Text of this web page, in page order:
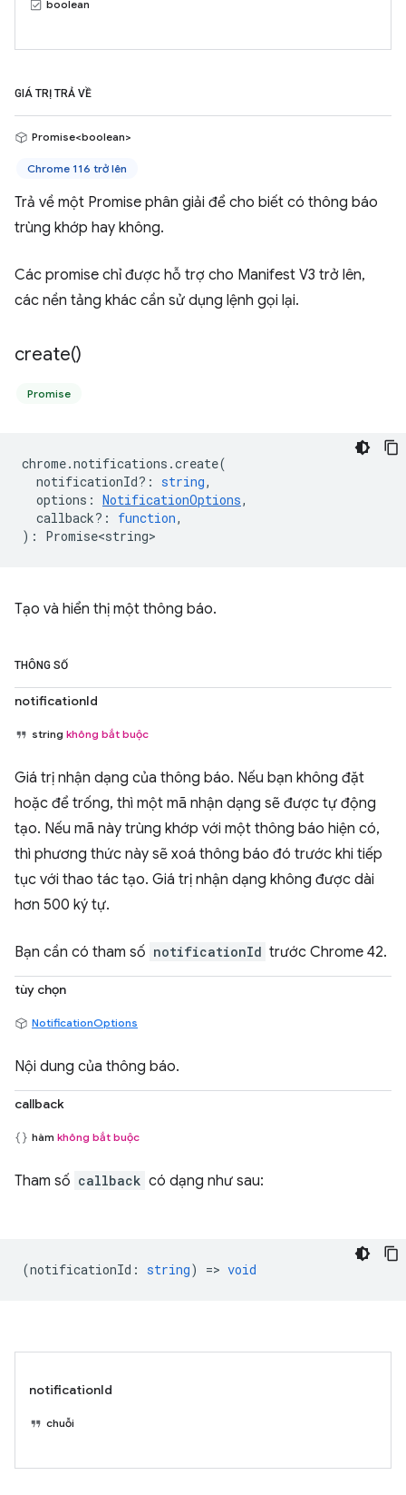
boolean
GIÁ TRỊ TRẢ VỀ
Promise<boolean>
Chrome 116 trở lên
Trả về một Promise phân giải để cho biết có thông báo
trùng khớp hay không.
Các promise chỉ được hỗ trợ cho Manifest V3 trở lên,
các nền tảng khác cần sử dụng lệnh gọi lại.
create()
Promise
chrome.notifications .create(
notificationId? : string,
options : NotificationOptions,
callback? : function,
) : Promise<string>
Tạo và hiển thị một thông báo.
THÔNG SỐ
notificationId
string không bắt buộc
Giá trị nhận dạng của thông báo. Nếu bạn không đặt
hoặc để trống, thì một mã nhận dạng sẽ được tự động
tạo. Nếu mã này trùng khớp với một thông báo hiện có,
thì phương thức này sẽ xoá thông báo đó trước khi tiếp
tục với thao tác tạo. Giá trị nhận dạng không được dài
hơn 500 ký tự.
Bạn cần có tham số notificationId trước Chrome 42.
tùy chọn
NotificationOptions
Nội dung của thông báo.
callback
hàm không bắt buộc
Tham số callback có dạng như sau:
(notificationId : string) => void
notificationId
chuỗi